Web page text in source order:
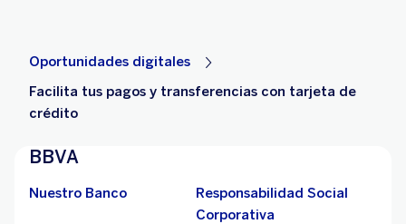
Oportunidades digitales
Facilita tus pagos y transferencias con tarjeta de
crédito
BBVA
Nuestro Banco
Responsabilidad Social
Corporativa